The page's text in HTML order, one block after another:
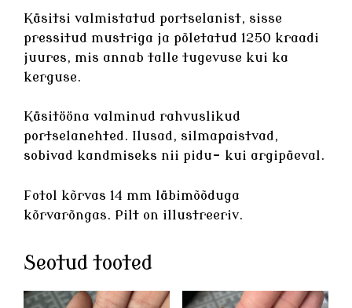
Käsitsi valmistatud portselanist, sisse
pressitud mustriga ja põletatud 1250 kraadi
juures, mis annab talle tugevuse kui ka
kerguse.
Käsitööna valminud rahvuslikud
portselanehted. Ilusad, silmapaistvad,
sobivad kandmiseks nii pidu- kui argipäeval.
Fotol kõrvas 14 mm läbimõõduga
kõrvarõngas. Pilt on illustreeriv.
Seotud tooted